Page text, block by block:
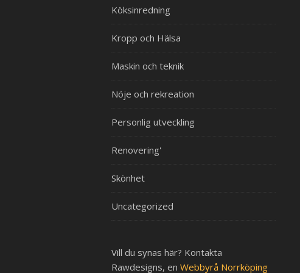
Köksinredning
Kropp och Hälsa
Maskin och teknik
Nöje och rekreation
Personlig utveckling
Renovering'
Skönhet
Uncategorized
Vill du synas här? Kontakta
Rawdesigns, en Webbyrå Norrköping